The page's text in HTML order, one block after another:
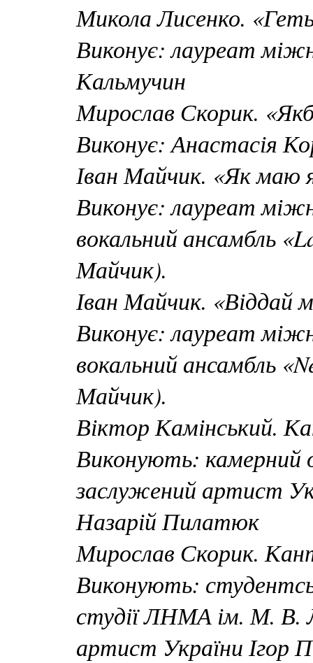
Микола Лисенко.
Виконує: лауреат
Кальмучин
Мирослав Скорик.
Виконує: Анастасія
Іван Майчик. «Як маю
Виконує: лауреат
вокальний ансамбль
Майчик).
Іван Майчик. «Віддай
Виконує: лауреат
вокальний ансамбль
Майчик).
Віктор Камінський.
Виконують: камерний
заслужений артист
Назарій Пилатюк
Мирослав Скорик.
Виконують:
студії ЛНМА ім. М. В.
артист України Ігор